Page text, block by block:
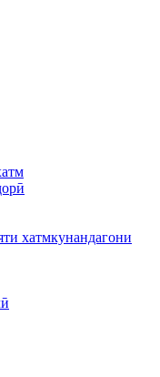
хатмкунандагони